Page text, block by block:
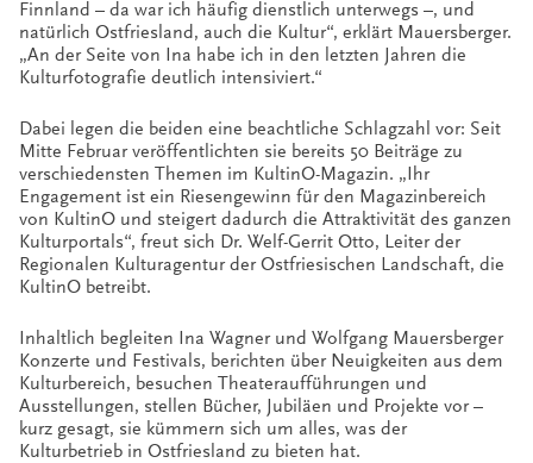
Finnland – da war ich häufig dienstlich unterwegs –, und
natürlich Ostfriesland, auch die Kultur“, erklärt Mauersberger.
„An der Seite von Ina habe ich in den letzten Jahren die
Kulturfotografie deutlich intensiviert.“
Dabei legen die beiden eine beachtliche Schlagzahl vor: Seit
Mitte Februar veröffentlichten sie bereits 50 Beiträge zu
verschiedensten Themen im KultinO-Magazin. „Ihr
Engagement ist ein Riesengewinn für den Magazinbereich
von KultinO und steigert dadurch die Attraktivität des ganzen
Kulturportals“, freut sich Dr. Welf-Gerrit Otto, Leiter der
Regionalen Kulturagentur der Ostfriesischen Landschaft, die
KultinO betreibt.
Inhaltlich begleiten Ina Wagner und Wolfgang Mauersberger
Konzerte und Festivals, berichten über Neuigkeiten aus dem
Kulturbereich, besuchen Theateraufführungen und
Ausstellungen, stellen Bücher, Jubiläen und Projekte vor –
kurz gesagt, sie kümmern sich um alles, was der
Kulturbetrieb in Ostfriesland zu bieten hat.